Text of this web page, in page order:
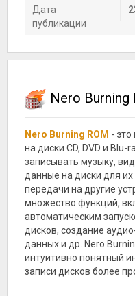
Дата
публикации
Nero Burning
Nero Burning ROM -
на диски CD, DVD и
записывать музыку,
данные на диски для
передачи на другие
множество функций,
автоматическим
дисков, создание
данных и др. Nero
интуитивно понятный
записи дисков более